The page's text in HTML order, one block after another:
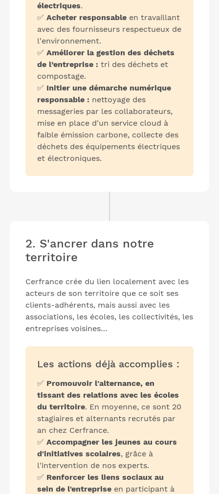
électriques.
✅ Acheter responsable en travaillant
avec des fournisseurs respectueux de
l'environnement.
✅ Améliorer la gestion des déchets
de l’entreprise : tri des déchets et
compostage.
✅ Initier une démarche numérique
responsable : nettoyage des
messageries par les collaborateurs,
mise en place d'un service cloud à
faible émission carbone, collecte des
déchets des équipements électriques
et électroniques.
2. S'ancrer dans notre
territoire
Cerfrance crée du lien localement avec les
acteurs de son territoire que ce soit ses
clients-adhérents, mais aussi avec les
associations, les écoles, les collectivités, les
entreprises voisines…
Les actions déjà accomplies :
✅ Promouvoir l'alternance, en
tissant des relations avec les écoles
du territoire. En moyenne, ce sont 20
stagiaires et alternants recrutés par
an chez Cerfrance.
✅ Accompagner les jeunes au cours
d'initiatives scolaires, grâce à
l'intervention de nos experts.
✅ Renforcer les liens sociaux au
sein de l'entreprise en participant à